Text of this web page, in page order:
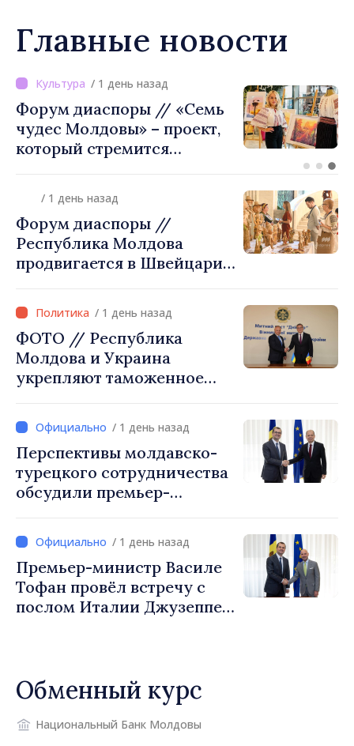
Главные новости
/ 1 день назад
ВИДЕО // Калараш
формирует крупнейший
кластер добровольного
утвердил окончательное
решение
/ 1 день назад
Форум диаспоры //
Республика Молдова
продвигается в Швейцарии
и экспорт
/ 1 день назад
ФОТО // Республика
Молдова и Украина
укрепляют таможенное
обеспечения безопасности
границы и европейской
интеграции. Встреча в
Могилёв-Подольском
/ 1 день назад
Перспективы молдавско-
турецкого сотрудничества
обсудили премьер-
посол Турции Уйгар
Мустафа Сертел/ 1 день назад
Премьер-министр Василе
Тофан провёл встречу с
послом Италии Джузеппе
Обменный курс
Национальный Банк Молдовы